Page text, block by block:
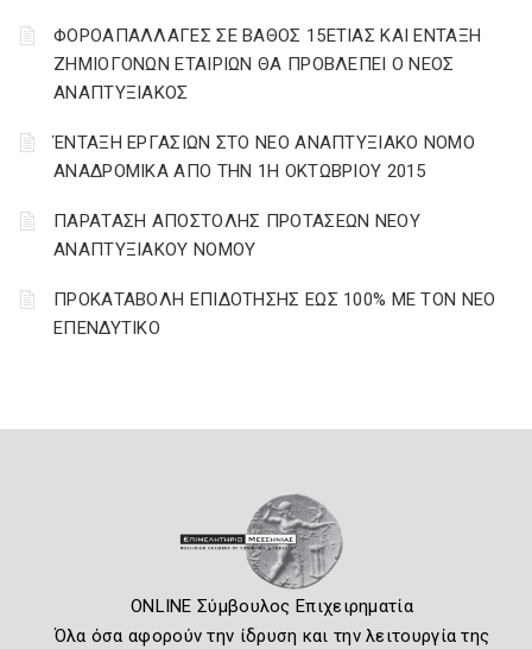
ΦΟΡΟΑΠΑΛΛΑΓΕΣ ΣΕ ΒΑΘΟΣ 15ΕΤΙΑΣ ΚΑΙ ΕΝΤΑΞΗ
ΖΗΜΙΟΓΟΝΩΝ ΕΤΑΙΡΙΩΝ ΘΑ ΠΡΟΒΛΕΠΕΙ Ο ΝΕΟΣ
ΑΝΑΠΤΥΞΙΑΚΟΣ
ΈΝΤΑΞΗ ΕΡΓΑΣΙΩΝ ΣΤΟ ΝΕΟ ΑΝΑΠΤΥΞΙΑΚΟ ΝΟΜΟ
ΑΝΑΔΡΟΜΙΚΑ ΑΠΟ ΤΗΝ 1Η ΟΚΤΩΒΡΙΟΥ 2015
ΠΑΡΑΤΑΣΗ ΑΠΟΣΤΟΛΗΣ ΠΡΟΤΑΣΕΩΝ ΝΕΟΥ
ΑΝΑΠΤΥΞΙΑΚΟΥ ΝΟΜΟΥ
ΠΡΟΚΑΤΑΒΟΛΗ ΕΠΙΔΟΤΗΣΗΣ ΕΩΣ 100% ΜΕ ΤΟΝ ΝΕΟ
ΕΠΕΝΔΥΤΙΚΟ
ONLINE Σύμβουλος Επιχειρηματία
Όλα όσα αφορούν την ίδρυση και την λειτουργία της